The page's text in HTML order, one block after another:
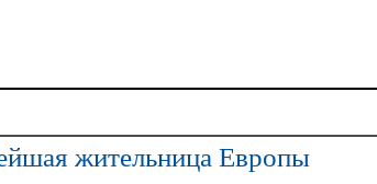
жительница Европы